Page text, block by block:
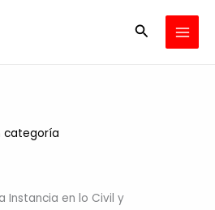
Buscar
categoría
Instancia en lo Civil y